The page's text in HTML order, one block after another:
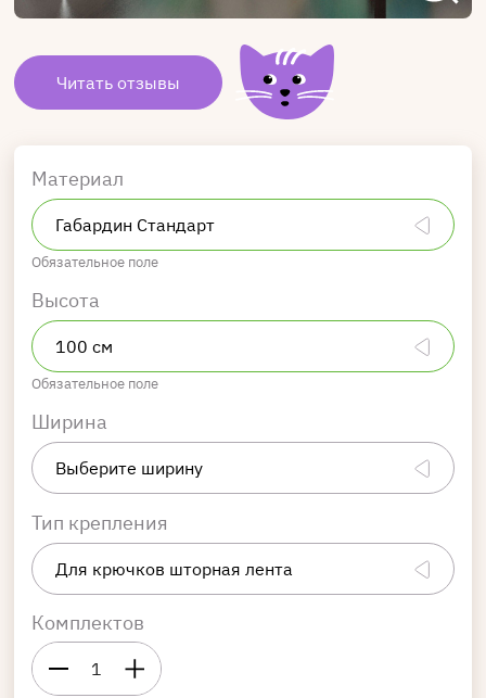
Читать отзывы
Материал
Обязательное поле
Высота
Обязательное поле
Ширина
Тип крепления
Комплектов
1